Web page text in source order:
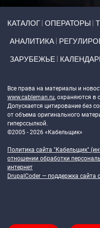
КАТАЛОГ ОПЕРАТОРЫ
АНАЛИТИКА
ЗАРУБЕЖЬЕ
Все права на материалы и
www.cableman.ru, охраняются в
Допускается цитирование без
от объема оригинального
гиперссылкой.
©2005 - 2026 «Кабельщик»
Политика сайта "Кабельщик"
отношении обработки
интернет
DrupalCoder — поддержка сайта